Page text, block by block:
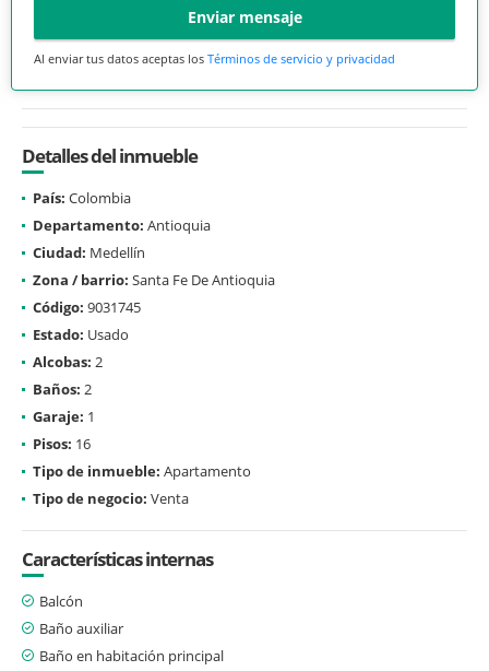
Enviar mensaje
Al enviar tus datos aceptas los Términos de servicio y privacidad
Detalles del inmueble
País: Colombia
Departamento: Antioquia
Ciudad: Medellín
Zona / barrio: Santa Fe De Antioquia
Código: 9031745
Estado: Usado
Alcobas: 2
Baños: 2
Garaje: 1
Pisos: 16
Tipo de inmueble: Apartamento
Tipo de negocio: Venta
Características internas
Balcón
Baño auxiliar
Baño en habitación principal